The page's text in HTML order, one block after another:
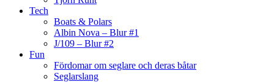
Tech
Boats & Polars
Albin Nova – Blur #1
J/109 – Blur #2
Fun
Fördomar om seglare och deras båtar
Seglarslang